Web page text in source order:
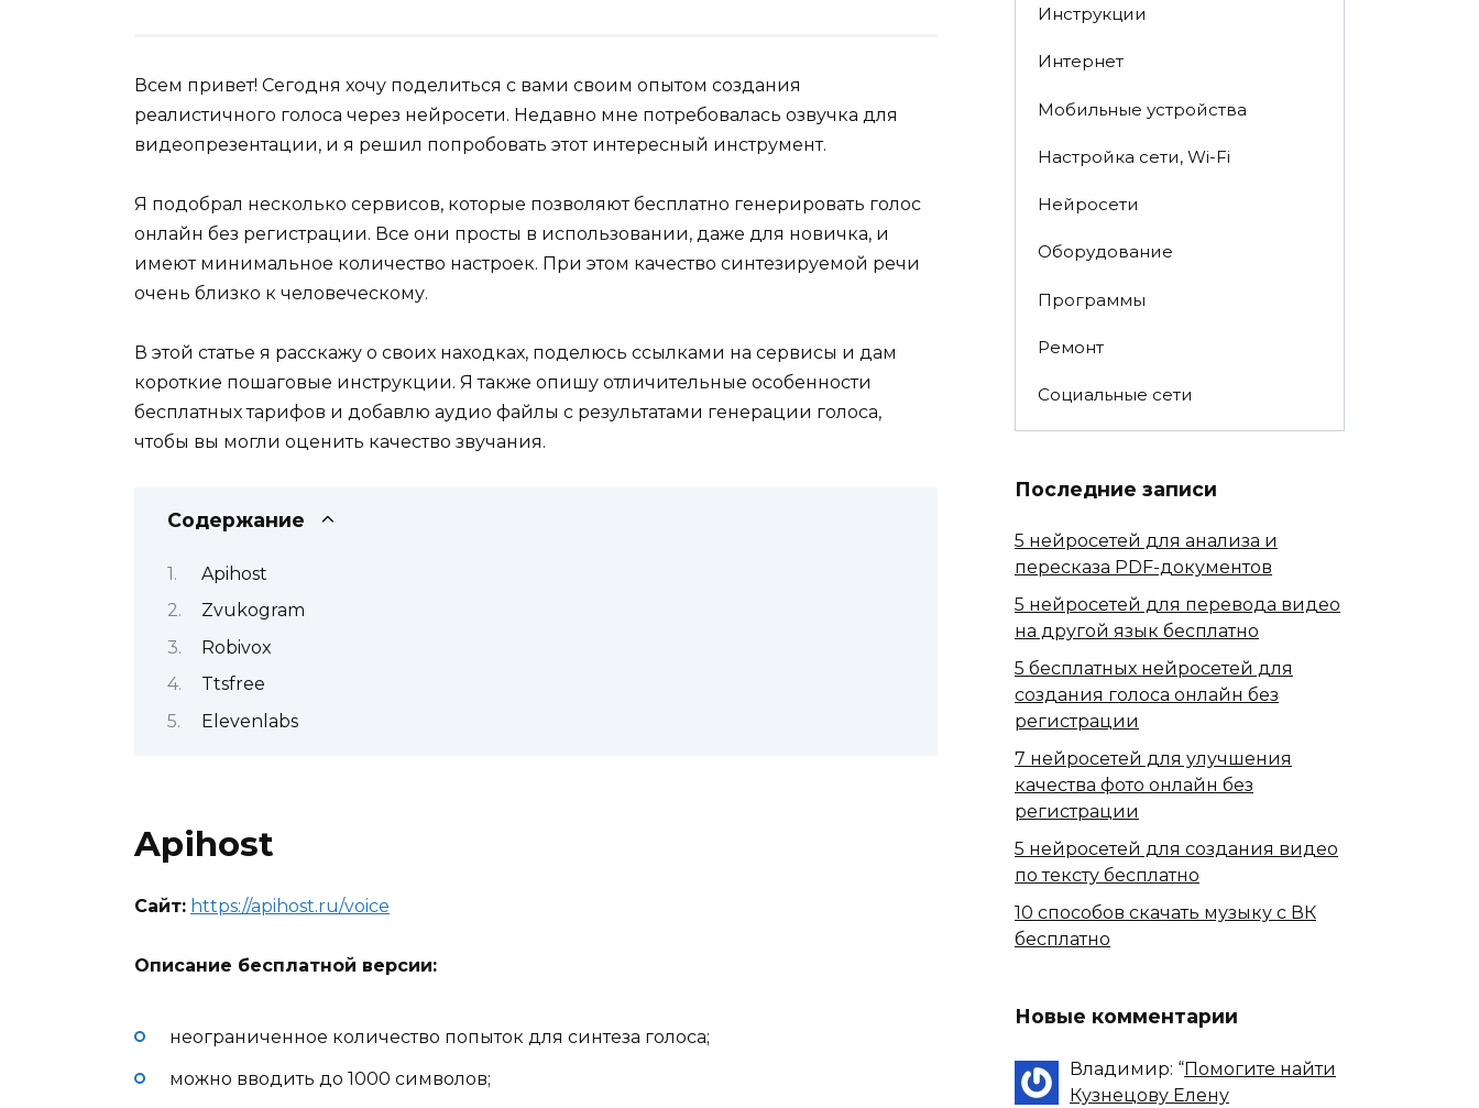
Всем привет! Сегодня хочу поделиться с вами своим опытом создания
реалистичного голоса через нейросети. Недавно мне потребовалась озвучка для
видеопрезентации, и я решил попробовать этот интересный инструмент.
Я подобрал несколько сервисов, которые позволяют бесплатно генерировать голос
онлайн без регистрации. Все они просты в использовании, даже для новичка, и
имеют минимальное количество настроек. При этом качество синтезируемой речи
очень близко к человеческому.
В этой статье я расскажу о своих находках, поделюсь ссылками на сервисы и дам
короткие пошаговые инструкции. Я также опишу отличительные особенности
бесплатных тарифов и добавлю аудио файлы с результатами генерации голоса,
чтобы вы могли оценить качество звучания.
Содержание
Apihost
Zvukogram
Robivox
Ttsfree
Elevenlabs
Apihost
Сайт: https://apihost.ru/voice
Описание бесплатной версии:
неограниченное количество попыток для синтеза голоса;
можно вводить до 1000 символов;
Инструкции
Интернет
Мобильные устройства
Настройка сети, Wi-Fi
Нейросети
Оборудование
Программы
Ремонт
Социальные сети
Последние записи
5 нейросетей для анализа и
пересказа PDF-документов
5 нейросетей для перевода видео
на другой язык бесплатно
5 бесплатных нейросетей для
создания голоса онлайн без
регистрации
7 нейросетей для улучшения
качества фото онлайн без
регистрации
5 нейросетей для создания видео
по тексту бесплатно
10 способов скачать музыку с ВК
бесплатно
Новые комментарии
Владимир: “Помогите найти
Кузнецову Елену